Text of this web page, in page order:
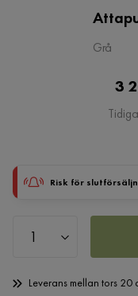
Grå
3
Risk för
Leverans mellan tors